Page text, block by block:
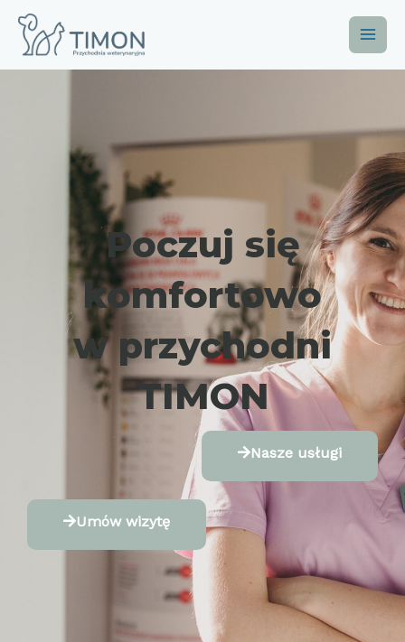
Poczuj się
komfortowo
w przychodni
TIMON
Nasze usługi
Umów wizytę